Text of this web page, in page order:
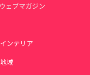
ェブマガジン
ンテリア
域